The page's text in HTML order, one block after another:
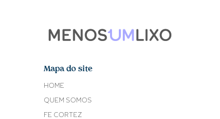
Mapa do site
HOME
QUEM SOMOS
FE CORTEZ